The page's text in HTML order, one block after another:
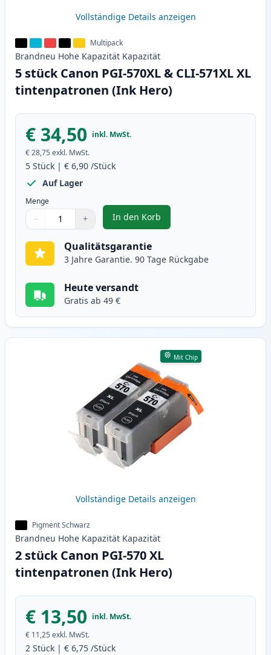
Vollständige Details anzeigen
Multipack
Brandneu Hohe Kapazität Kapazität
5 stück Canon PGI-570XL & CLI-571XL XL
tintenpatronen (Ink Hero)
€ 34,50 inkl. MwSt.
€ 28,75 exkl. MwSt.
5 Stück | € 6,90 /Stück
Auf Lager
Menge
Verwenden Sie die Tasten, um anzupassen
− +
1
In den Korb
, 5 stück Canon PGI-570XL &
Qualitätsgarantie
3 Jahre Garantie. 90 Tage Rückgabe
Heute versandt
Gratis ab 49 €
Mit Chip
Vollständige Details anzeigen
Pigment Schwarz
Brandneu Hohe Kapazität Kapazität
2 stück Canon PGI-570 XL
tintenpatronen (Ink Hero)
€ 13,50 inkl. MwSt.
€ 11,25 exkl. MwSt.
2 Stück | € 6,75 /Stück